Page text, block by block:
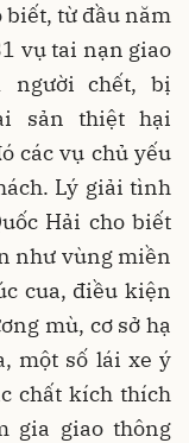
biết, từ đầu năm
vụ tai nạn giao
người chết, bị
sản thiệt hại
các vụ chủ yếu
Lý giải tình
Hải cho biết
như vùng miền
cua, điều kiện
mù, cơ sở hạ
một số lái xe ý
chất kích thích
gia giao thông